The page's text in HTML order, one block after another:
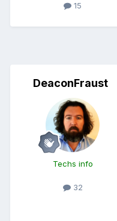
15
DeaconFraust
Techs info
32